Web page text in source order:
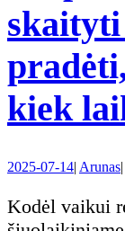
kiek
2025-07-142025-
14
| Arunas|
Kodėl vaikui reikia mokėti skaityti laikrodį